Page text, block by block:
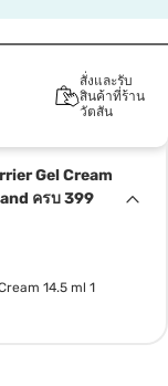
สั่งและรับ
สินค้าที่ร้าน
วัตสัน
Gel Cream
ครบ 399
14.5 ml 1